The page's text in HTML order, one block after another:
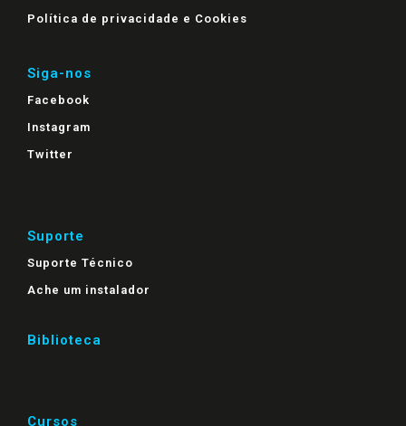
Política de privacidade e Cookies
Siga-nos
Facebook
Instagram
Twitter
Suporte
Suporte Técnico
Ache um instalador
Biblioteca
Cursos